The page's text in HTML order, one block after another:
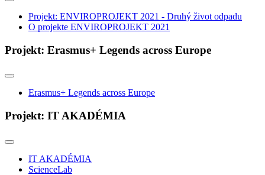
Projekt: ENVIROPROJEKT 2021 - Druhý život odpadu
O projekte ENVIROPROJEKT 2021
Projekt: Erasmus+ Legends across Europe
Erasmus+ Legends across Europe
Projekt: IT AKADÉMIA
IT AKADÉMIA
ScienceLab